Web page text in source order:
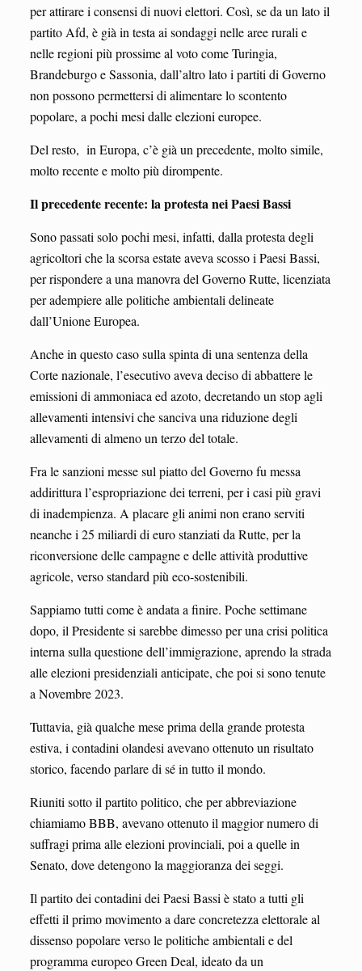
per attirare i consensi di nuovi elettori. Così, se da un lato il
partito Afd, è già in testa ai sondaggi nelle aree rurali e
nelle regioni più prossime al voto come Turingia,
Brandeburgo e Sassonia, dall’altro lato i partiti di Governo
non possono permettersi di alimentare lo scontento
popolare, a pochi mesi dalle elezioni europee.
Del resto, in Europa, c’è già un precedente, molto simile,
molto recente e molto più dirompente.
Il precedente recente: la protesta nei Paesi Bassi
Sono passati solo pochi mesi, infatti, dalla protesta degli
agricoltori che la scorsa estate aveva scosso i Paesi Bassi,
per rispondere a una manovra del Governo Rutte, licenziata
per adempiere alle politiche ambientali delineate
dall’Unione Europea.
Anche in questo caso sulla spinta di una sentenza della
Corte nazionale, l’esecutivo aveva deciso di abbattere le
emissioni di ammoniaca ed azoto, decretando un stop agli
allevamenti intensivi che sanciva una riduzione degli
allevamenti di almeno un terzo del totale.
Fra le sanzioni messe sul piatto del Governo fu messa
addirittura l’espropriazione dei terreni, per i casi più gravi
di inadempienza. A placare gli animi non erano serviti
neanche i 25 miliardi di euro stanziati da Rutte, per la
riconversione delle campagne e delle attività produttive
agricole, verso standard più eco-sostenibili.
Sappiamo tutti come è andata a finire. Poche settimane
dopo, il Presidente si sarebbe dimesso per una crisi politica
interna sulla questione dell’immigrazione, aprendo la strada
alle elezioni presidenziali anticipate, che poi si sono tenute
a Novembre 2023.
Tuttavia, già qualche mese prima della grande protesta
estiva, i contadini olandesi avevano ottenuto un risultato
storico, facendo parlare di sé in tutto il mondo.
Riuniti sotto il partito politico, che per abbreviazione
chiamiamo BBB, avevano ottenuto il maggior numero di
suffragi prima alle elezioni provinciali, poi a quelle in
Senato, dove detengono la maggioranza dei seggi.
Il partito dei contadini dei Paesi Bassi è stato a tutti gli
effetti il primo movimento a dare concretezza elettorale al
dissenso popolare verso le politiche ambientali e del
programma europeo Green Deal, ideato da un